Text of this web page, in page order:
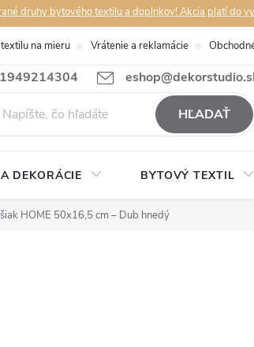
druhy bytového textilu a doplnkov! Akcia platí do
na mieru Vrátenie a reklamácie
HĽADAŤ
DEKORÁCIE BYTOVÝ TEXTIL
HOME 50x16,5 cm – Dub hnedý